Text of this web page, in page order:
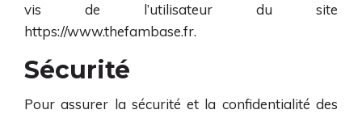
vis de l’utilisateur du site
https://www.thefambase.fr.
Sécurité
Pour assurer la sécurité et la confidentialité des